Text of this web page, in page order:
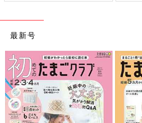
最新号